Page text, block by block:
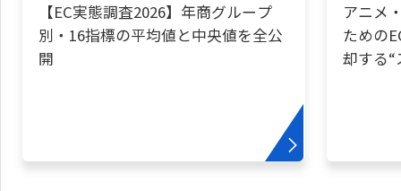
【EC実態調査2026】年商グループ
別・16指標の平均値と中央値を全公
開
アニメ
ための
却する